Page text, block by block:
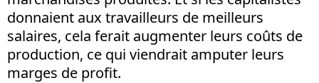
donnaient aux travailleurs de meilleurs
salaires, cela ferait augmenter leurs coûts de
production, ce qui viendrait amputer leurs
marges de profit.